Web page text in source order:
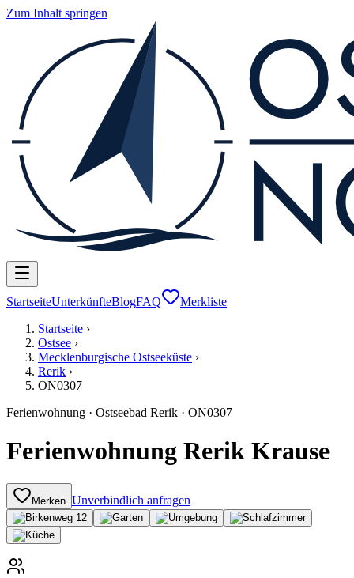
Zum Inhalt springen
StartseiteUnterkünfteBlogFAQ
Merkliste
Startseite ›
Ostsee ›
Mecklenburgische Ostseeküste ›
Rerik ›
ON0307
Ferienwohnung · Ostseebad Rerik · ON0307
Ferienwohnung Rerik Krause
Merken Unverbindlich anfragen